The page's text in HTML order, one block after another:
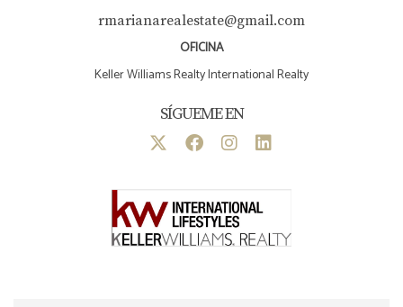
rmarianarealestate@gmail.com
OFICINA
Keller Williams Realty International Realty
SÍGUEME EN